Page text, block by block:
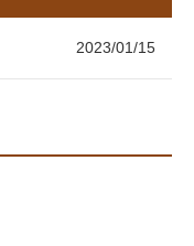
2023/01/15